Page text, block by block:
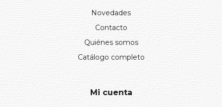
Novedades
Contacto
Quiénes somos
Catálogo completo
Mi cuenta